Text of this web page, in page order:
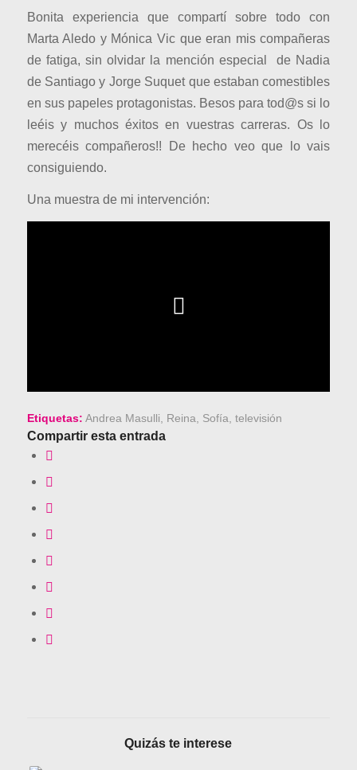
Bonita experiencia que compartí sobre todo con
Marta Aledo y Mónica Vic que eran mis compañeras
de fatiga, sin olvidar la mención especial de Nadia
de Santiago y Jorge Suquet que estaban comestibles
en sus papeles protagonistas. Besos para tod@s si lo
leéis y muchos éxitos en vuestras carreras. Os lo
merecéis compañeros!! De hecho veo que lo vais
consiguiendo.
Una muestra de mi intervención:
Etiquetas: Andrea Masulli, Reina, Sofía, televisión
Compartir esta entrada
Quizás te interese